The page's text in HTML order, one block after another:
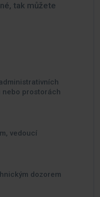
tak můžete
nebo prostorách
vedoucí
dozorem